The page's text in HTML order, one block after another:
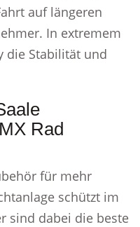
auf längeren
In extremem
die Stabilität und
Rad
für mehr
schützt im
sind dabei die beste